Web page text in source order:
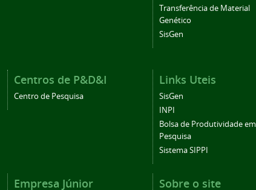
Transferência de Material
Genético
SisGen
Centros de P&D&I
Centro de Pesquisa
Links Uteis
SisGen
INPI
Bolsa de Produtividade em
Pesquisa
Sistema SIPPI
Empresa Júnior Sobre o site